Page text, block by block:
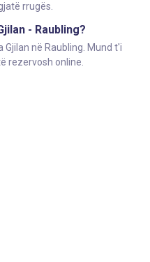
rrugës.
- Raubling?
në Raubling. Mund t'i
rezervosh online.